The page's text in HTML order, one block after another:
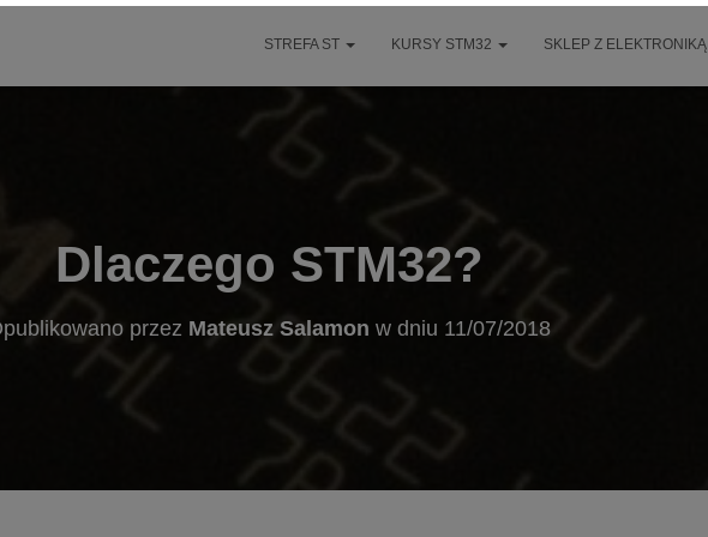
STREFA ST KURSY STM32 SKLEP Z ELEKTRONIKĄ
Dlaczego STM32?
przez Mateusz Salamon w dniu 11/07/2018